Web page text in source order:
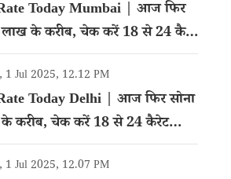
Today Mumbai | आज फिर
लाख के करीब, चेक करें 18 से 24 कैरेट
रेट
1 Jul 2025, 12.12 PM
Today Delhi | आज फिर सोना
करीब, चेक करें 18 से 24 कैरेट
रेट
1 Jul 2025, 12.07 PM